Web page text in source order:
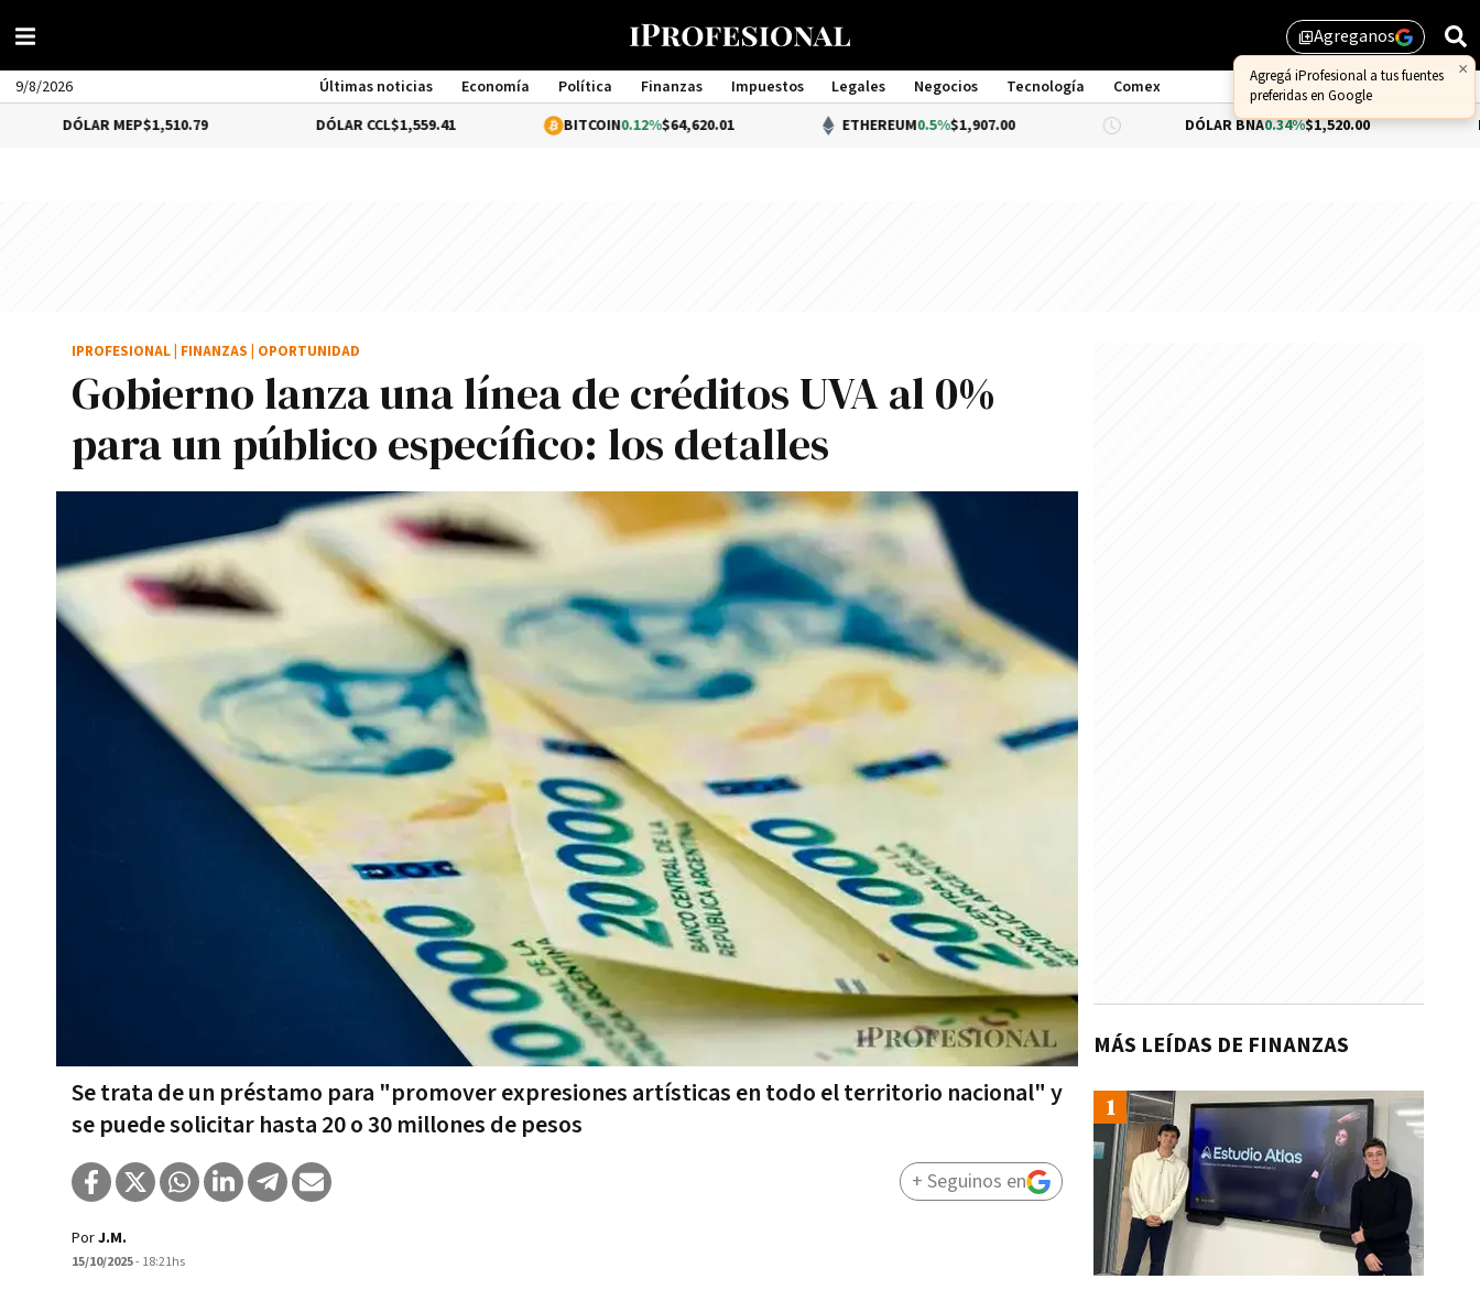
library_addAgreganos
9/8/2026 Últimas noticias Economía Política Finanzas Impuestos Legales Negocios Tecnología
Comex
Management
$1,510.79 $1,559.41 0.12%$64,620.01 ETHEREUM0.5%$1,907.00 DÓLAR BNA 0.34%$1,520.00 DÓLAR BLUE
Gobierno lanza una línea de créditos UVA al 0%
para un público específico: los detalles
Se trata de un préstamo para "promover expresiones artísticas en todo el territorio nacional" y
se puede solicitar hasta 20 o 30 millones de pesos
IPROFESIONAL FINANZAS OPORTUNIDAD
PorJ.M.
15/10/2025- 18:21hs
+ Seguinos en
MÁS LEÍDAS DE FINANZAS